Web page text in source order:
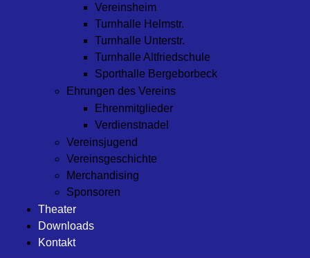
Vereinsheim
Turnhalle Helmstr.
Turnhalle Unterstr.
Turnhalle Altfriedschule
Sporthalle Bergeborbeck
Ehrungen des Vereins
Ehrenmitglieder
Verdienstnadel
Vereinsjugend
Vereinsgeschichte
Merchandising
Sponsoren
Theater
Downloads
Kontakt